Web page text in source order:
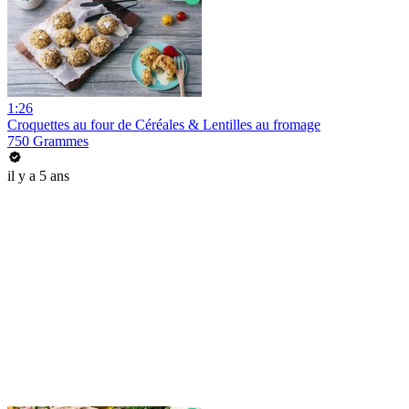
1:26
Croquettes au four de Céréales & Lentilles au fromage
750 Grammes
il y a 5 ans